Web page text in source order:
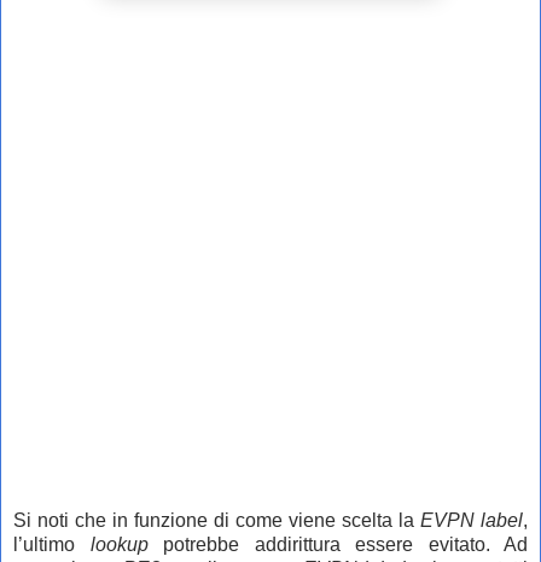
Si noti che in funzione di come viene scelta la EVPN label,
l’ultimo lookup potrebbe addirittura essere evitato. Ad